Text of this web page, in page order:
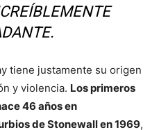
tiene justamente su origen
y violencia. Los primeros
46 años en
de Stonewall en 1969,